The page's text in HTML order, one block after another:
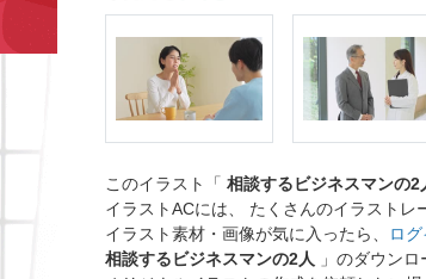
このイラスト「 相談するビジネスマンの2
イラストACには、 たくさんのイラスト
イラスト素材・画像が気に入ったら、
ロ
相談するビジネスマンの2人
」のダウンロ